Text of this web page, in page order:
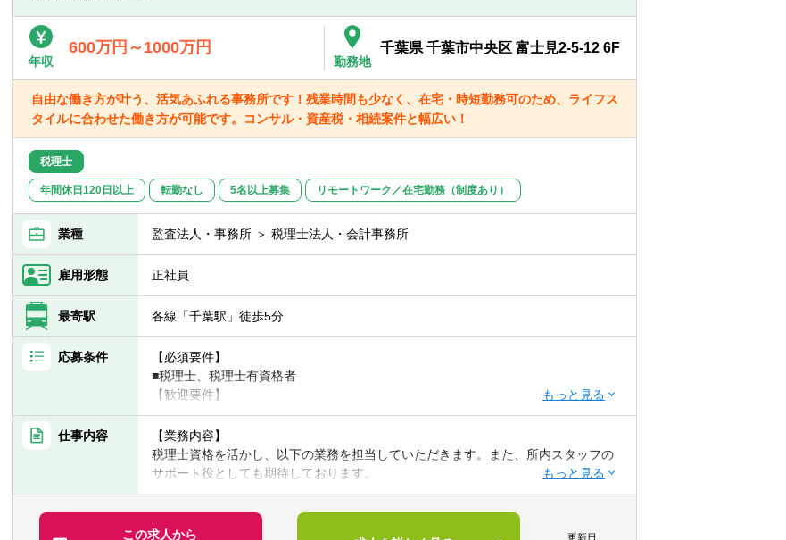
年収
600万円～1000万円
勤務地
千葉県 千葉市中央区 富士見2-5-12 6F
自由な働き方が叶う、活気あふれる事務所です！残業時間も少なく、在宅・時短勤務可のため、ライフス
タイルに合わせた働き方が可能です。コンサル・資産税・相続案件と幅広い！
税理士
年間休日120日以上 転勤なし 5名以上募集 リモートワーク／在宅勤務（制度あり）
業種 監査法人・事務所 ＞ 税理士法人・会計事務所
雇用形態 正社員
最寄駅 各線「千葉駅」徒歩5分
応募条件
【必須要件】
■税理士、税理士有資格者
【歓迎要件】
■後輩指導（マネジメント）のご経験
■会計事務所での勤務のご経験
■事業会社経理業務のご経験
税理士事務所での仕事をお客様に対する「サービス」として捉えられる
仕事内容
【業務内容】
税理士資格を活かし、以下の業務を担当していただきます。また、所内スタッフの
サポート役としても期待しております。
【具体的には】
業務は多岐に渡り、コンサルティング業務（30～50件程度）や資産税・相続案件
（年間10件以上）にも力を入れています。
この求人から
更新日